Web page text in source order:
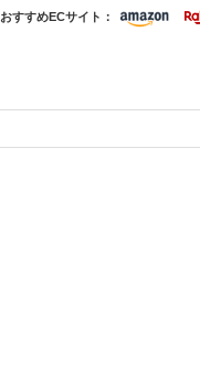
おすすめECサイト：